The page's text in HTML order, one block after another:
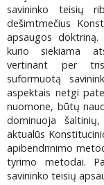
savininko teisių
dešimtmečius
apsaugos
kurio siekiama
vertinant per tris
suformuotą
aspektais netgi
nuomone, būtų
dominuoja
aktualūs
apibendrinimo
tyrimo metodai.
savininko teisių